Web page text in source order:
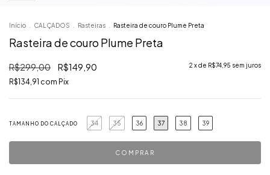
Início CALÇADOS Rasteiras Rasteira de couro Plume Preta
Rasteira de couro Plume Preta
R$299,00 R$149,90 2 x de R$74,95 sem juros
R$134,91 com Pix
TAMANHO DO CALÇADO 34 35 36 37 38 39